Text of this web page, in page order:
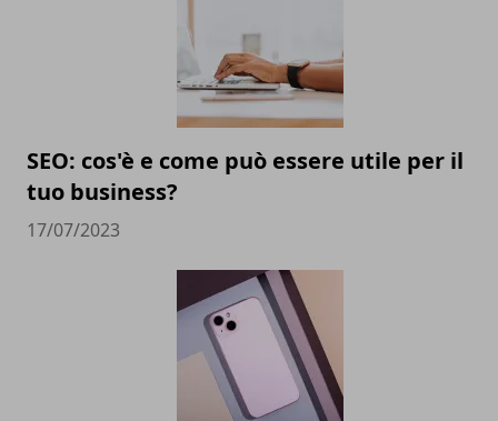
SEO: cos'è e come può essere utile per il
tuo business?
17/07/2023